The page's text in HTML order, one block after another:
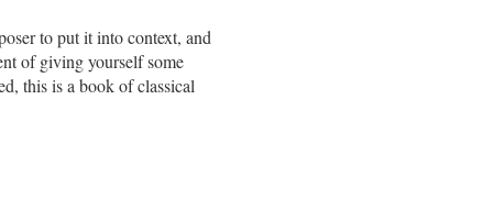
to put it into context, and
of giving yourself some
this is a book of classical